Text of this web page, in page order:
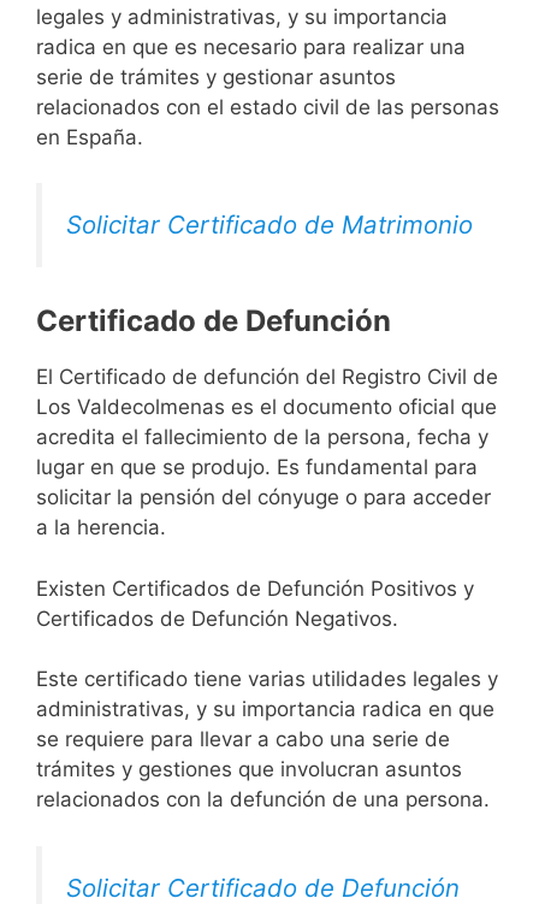
legales y administrativas, y su importancia
radica en que es necesario para realizar una
serie de trámites y gestionar asuntos
relacionados con el estado civil de las personas
en España.
Solicitar Certificado de Matrimonio
Certificado de Defunción
El Certificado de defunción del Registro Civil de
Los Valdecolmenas es el documento oficial que
acredita el fallecimiento de la persona, fecha y
lugar en que se produjo. Es fundamental para
solicitar la pensión del cónyuge o para acceder
a la herencia.
Existen Certificados de Defunción Positivos y
Certificados de Defunción Negativos.
Este certificado tiene varias utilidades legales y
administrativas, y su importancia radica en que
se requiere para llevar a cabo una serie de
trámites y gestiones que involucran asuntos
relacionados con la defunción de una persona.
Solicitar Certificado de Defunción